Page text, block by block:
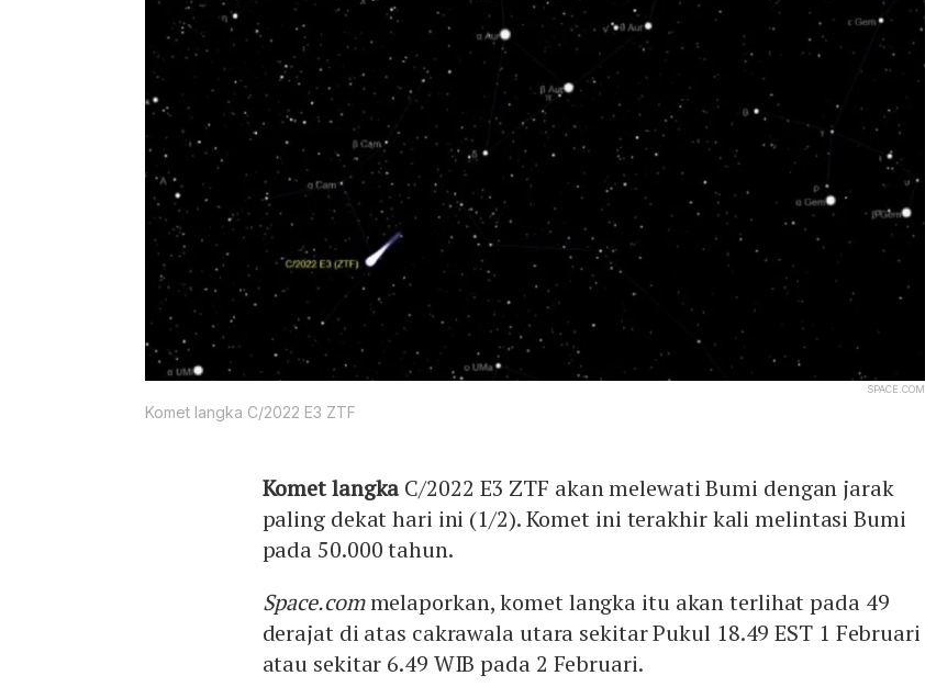
SPACE.COM
Komet langka C/2022 E3 ZTF
Komet langka C/2022 E3 ZTF akan melewati Bumi dengan jarak
paling dekat hari ini (1/2). Komet ini terakhir kali melintasi Bumi
pada 50.000 tahun.
Space.commelaporkan, komet langka itu akan terlihat pada 49
derajat di atas cakrawala utara sekitar Pukul 18.49 EST 1 Februari
atau sekitar 6.49 WIB pada 2 Februari.